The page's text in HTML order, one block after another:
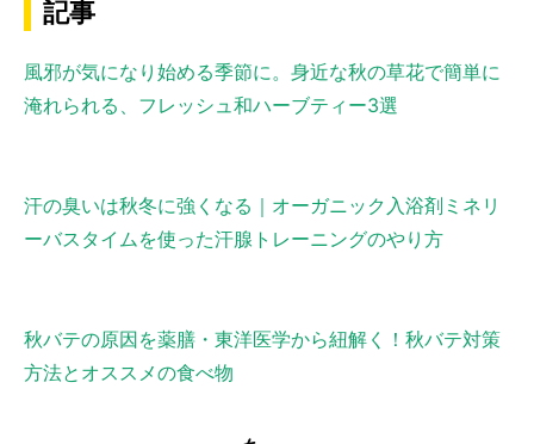
記事
風邪が気になり始める季節に。身近な秋の草花で簡単に
淹れられる、フレッシュ和ハーブティー3選
汗の臭いは秋冬に強くなる｜オーガニック入浴剤ミネリ
ーバスタイムを使った汗腺トレーニングのやり方
秋バテの原因を薬膳・東洋医学から紐解く！秋バテ対策
方法とオススメの食べ物